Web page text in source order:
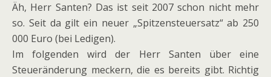
Äh, Herr Santen? Das ist seit 2007 schon nicht mehr
so. Seit da gilt ein neuer „Spitzensteuersatz“ ab 250
000 Euro (bei Ledigen).
Im folgenden wird der Herr Santen über eine
Steueränderung meckern, die es bereits gibt. Richtig